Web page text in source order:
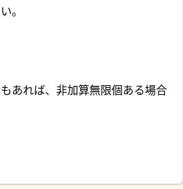
。
あれば、非加算無限個ある場合